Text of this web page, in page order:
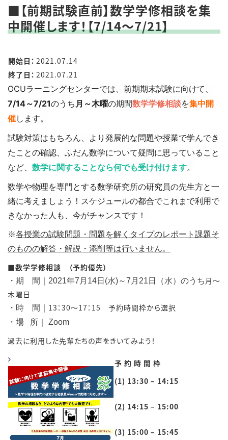
■【前期試験直前】数学学修相談を集
中開催します！【7/14～7/21】
開始日： 2021.07.14
終了日： 2021.07.21
OCUラーニングセンターでは、前期期末試験に向けて、
7/14～7/21のうち 月～木曜の期間数学学修相談を集中開
催します。
試験対策はもちろん、より発展的な問題や授業で学んでき
たことの確認、 ふだん数学について疑問に思っていること
など、 数学に関することなら何でも受け付けます。
数学や物理を専門とする数学研究所の研究員の先生方と一
緒に考えましょう！ スケジュールの都合でこれまで利用で
きなかった人も、今がチャンスです！
※各授業の試験問題・問題を解くタイプのレポート課題そ
のものの解答・解説・添削等は行いません。
■数学学修相談 （予約優先）
・期 間｜2021年7月14日(水)～7月21日（水）のうち月～
木曜日
・時 間｜ 13：30～17：15 予約時間枠から選択
・場 所｜ Zoom
過去に利用した先輩たちの声をきいてみよう！
予 約 時 間 枠
(1) 13:30 – 14:15
(2) 14:15 – 15:00
(3) 15:00 – 15:45